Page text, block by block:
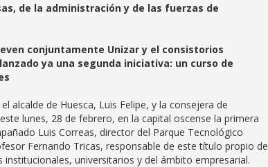
de la administración y de las fuerzas de
conjuntamente Unizar y el consistorios
ya una segunda iniciativa: un curso de
alcalde de Huesca, Luis Felipe, y la consejera de
lunes, 28 de febrero, en la capital oscense la primera
Luis Correas, director del Parque Tecnológico
Fernando Tricas, responsable de este título propio de
universitarios y del ámbito empresarial.